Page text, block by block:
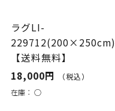
ラグLI-
229712(200×250cm)
【送料無料】
18,000円
（税込）
在庫： ○